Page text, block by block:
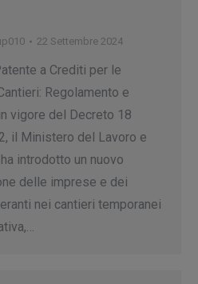
22 Settembre 2024
a Crediti per le
Regolamento e
vigore del Decreto 18
il Ministero del Lavoro e
introdotto un nuovo
delle imprese e dei
nei cantieri temporanei